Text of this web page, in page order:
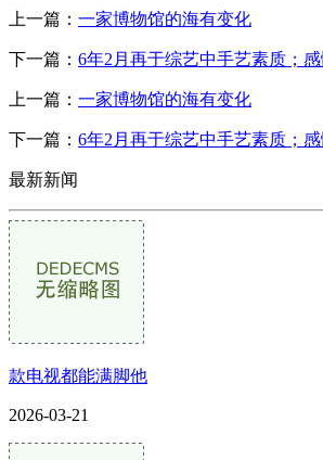
上一篇： 一家博物馆的海有变化
下一篇： 6年2月再于综艺中手艺素质；
上一篇： 一家博物馆的海有变化
下一篇： 6年2月再于综艺中手艺素质；
最新新闻
款电视都能满脚他
2026-03-21